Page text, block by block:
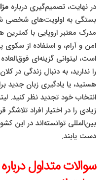
در نهایت، تصمیم‌گیری درباره
بستگی به اولویت‌های شخصی
مدرک معتبر اروپایی با
امن و آرام، و استفاده از سکوی
است، لیتوانی گزینه‌ای
را ندارید، به دنبال زندگی در
هستید، یا یادگیری زبان جدید
انتخاب خود تجدید نظر کنید.
زیادی را در اختیار افراد
بین‌المللی توانسته‌اند در
دست یابند.
سوالات متداول